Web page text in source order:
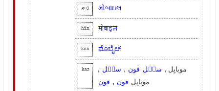
guj મોબાઇલ
hin मोबाइल
kan ಮೊಬೈಲ್
kas موبایِل , سٮ۪ل فون , سٮ۪ل ,
موبایِل فون , فون